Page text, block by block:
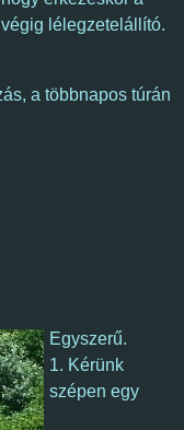
lélegzetelállító.
a többnapos túrán
Egyszerű.
1. Kérünk
szépen egy